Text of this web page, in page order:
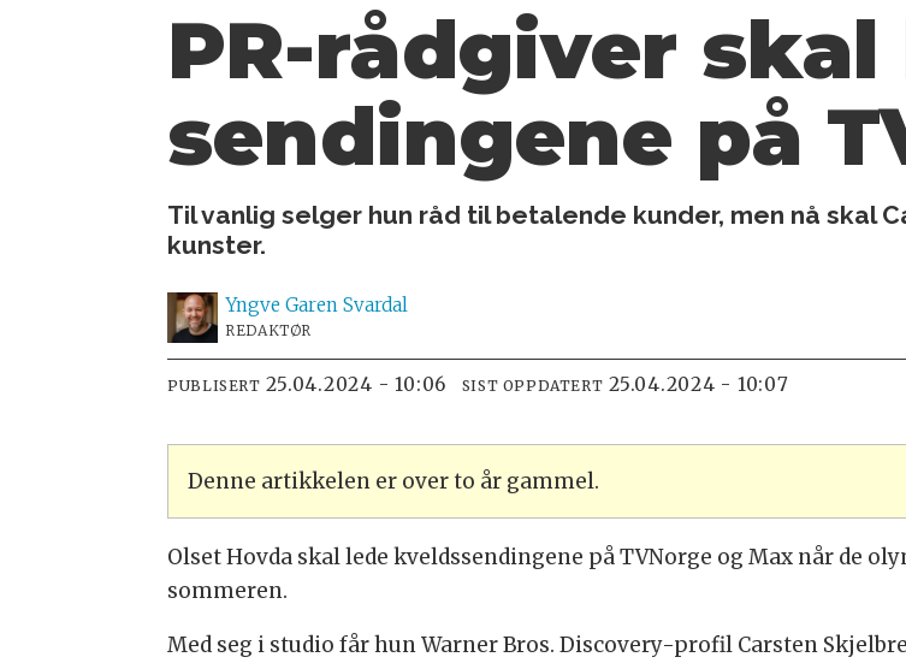
PR-rådgiver skal
sendingene på
Til vanlig selger hun råd til betalende kunder, men nå skal
kunster.
Yngve Garen Svardal
REDAKTØR
PUBLISERT 25.04.2024 - 10:06 SIST OPPDATERT 25.04.2024 - 10:07
Denne artikkelen er over to år gammel.
Olset Hovda skal lede kveldssendingene på TVNorge og Max når de
sommeren.
Med seg i studio får hun Warner Bros. Discovery-profil Carsten